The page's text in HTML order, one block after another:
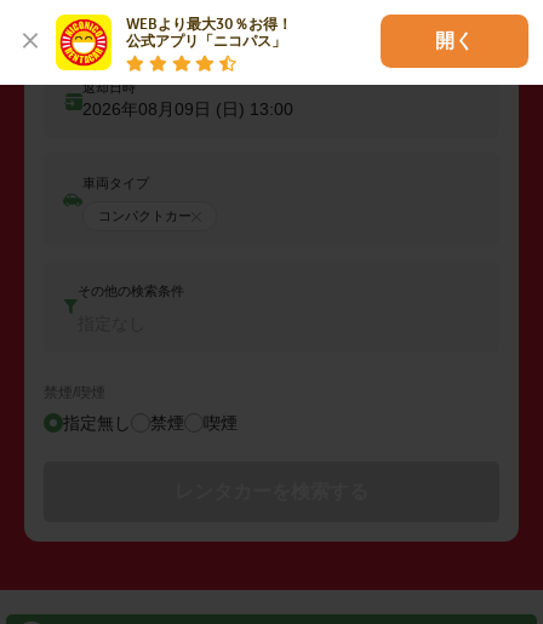
WEBより最大30％お得！
公式アプリ「ニコパス」
開く
出発日時
2026年08月08日 (土) 13:00
返却日時
2026年08月09日 (日) 13:00
車両タイプ
コンパクトカー
その他の検索条件
禁煙/喫煙
指定無し 禁煙 喫煙